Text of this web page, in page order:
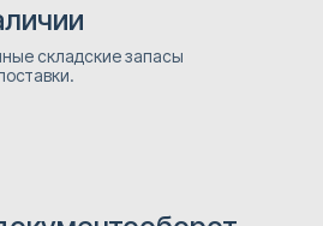
складские запасы